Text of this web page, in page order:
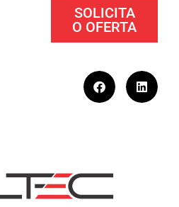
SOLICITA
O OFERTA